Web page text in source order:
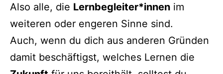
Also alle, die Lernbegleiter*innen im
weiteren oder engeren Sinne sind.
Auch, wenn du dich aus anderen Gründen
damit beschäftigst, welches Lernen die